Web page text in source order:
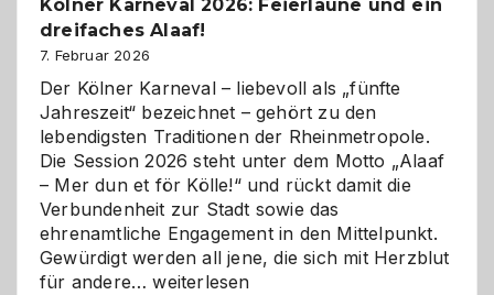
geworden
Kölner Karneval 2026: Feierlaune und ein
dreifaches Alaaf!
7. Februar 2026
Der Kölner Karneval – liebevoll als „fünfte
Jahreszeit“ bezeichnet – gehört zu den
lebendigsten Traditionen der Rheinmetropole.
Die Session 2026 steht unter dem Motto „Alaaf
– Mer dun et för Kölle!“ und rückt damit die
Verbundenheit zur Stadt sowie das
ehrenamtliche Engagement in den Mittelpunkt.
Gewürdigt werden all jene, die sich mit Herzblut
für andere…Kölner
weiterlesen